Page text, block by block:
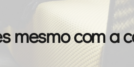
mesmo com a